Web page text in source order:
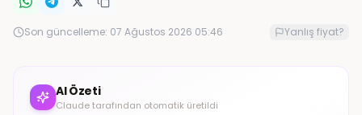
Son güncelleme: 07 Ağustos 2026 05:46 Yanlış fiyat?
AI Özeti
Claude tarafından otomatik üretildi